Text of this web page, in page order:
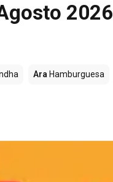
2026
Ara Hamburguesa